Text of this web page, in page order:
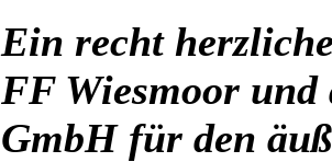
Ein recht
FF Wiesmoor
GmbH für den